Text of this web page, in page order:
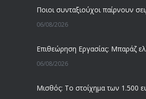
06/08/2026
06/08/2026